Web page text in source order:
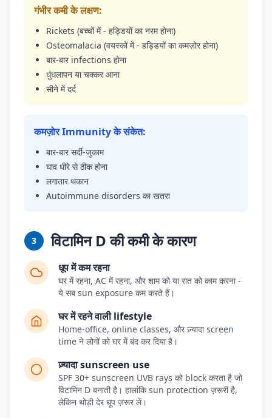
गंभीर कमी के लक्षण:
Rickets (बच्चों में - हड्डियों का नरम होना)
Osteomalacia (वयस्कों में - हड्डियों का कमज़ोर होना)
बार-बार infections होना
धुंधलापन या चक्कर आना
सीने में दर्द
कमज़ोर Immunity के संकेत:
बार-बार सर्दी-जुकाम
घाव धीरे से ठीक होना
लगातार थकान
Autoimmune disorders का खतरा
3 विटामिन D की कमी के कारण
धूप में कम रहना
घर में रहना, AC में रहना, और शाम को या रात को काम करना -
ये सब sun exposure कम करते हैं।
घर में रहने वाली lifestyle
Home-office, online classes, और ज़्यादा screen
time ने लोगों को घर में बंद कर दिया है।
ज़्यादा sunscreen use
SPF 30+ sunscreen UVB rays को block करता है जो
विटामिन D बनाती है। हालांकि sun protection ज़रूरी है,
लेकिन थोड़ी देर धूप ज़रूर लें।